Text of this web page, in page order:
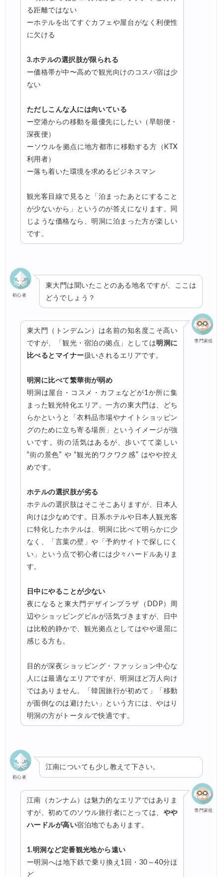
る距離ではない
ーホテルを出てすぐカフェや屋台がなく利便性
に欠ける
3.ホテルの選択肢が限られる
ー価格帯が中〜高めで観光向けのコスパ宿は少
ない
ただしこんな人には向いている
ー空港からの移動を最優先にしたい（早朝便・
深夜便）
ーソウルを拠点に地方都市に移動する方（KTX
利用者）
ー落ち着いた環境を求めるビジネスマン
観光客目線で見ると「泊まったあとにすること
が少ないから」というのが答えになります。同
じような価格なら、明洞に泊まった方が楽しい
です。
初心者
東大門は聞いたことのある地名ですが、ここは
どうでしょう？
専門家役
東大門（トンデムン）は名前の知名度こそ高い
ですが、「観光・宿泊の拠点」としては明洞に
比べるとマイナー扱いされるエリアです。
明洞に比べて繁華街が弱め
明洞は屋台・コスメ・カフェなどが1か所に集
まった観光特化エリア。一方の東大門は、どち
らかというと「衣料品市場やナイトショッピン
グのために立ち寄る場所」というイメージが強
いです。街の活気はあるが、歩いてて楽しい
“街の景色” や “観光的ワクワク感” はやや控え
めです。
ホテルの選択肢が劣る
ホテルの選択肢はそこそこありますが、日本人
向けは少なめです。日系ホテルや日本人観光客
に特化したホテルは、明洞に比べて明らかに少
なく、「言葉の壁」や「予約サイトで探しにく
い」という点で初心者には少々ハードルありま
す。
日中にやることが少ない
夜になると東大門デザインプラザ（DDP）周
辺やショッピングビルが活気づきますが、日中
は比較的静かで、観光拠点としてはやや退屈に
感じる方も。
目的が深夜ショッピング・ファッション中心な
人には最適なエリアですが、明洞ほど万人向け
ではありません。「韓国旅行が初めて」「移動
が面倒なのは避けたい」という方には、やはり
明洞の方がトータルで快適です。
初心者
江南についても少し教えて下さい。
専門家役
江南（カンナム）は魅力的なエリアではありま
すが、初めてのソウル旅行者にとっては、 やや
ハードルが高い宿泊地でもあります。
1.明洞など定番観光地から遠い
ー明洞へは地下鉄で乗り換え1回・30～40分ほ
ど